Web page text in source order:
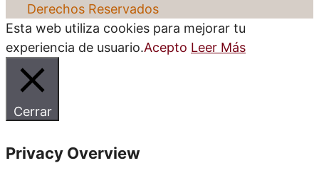
Derechos Reservados
Esta web utiliza cookies para mejorar tu
experiencia de usuario.Acepto Leer Más
Cerrar
Privacy Overview